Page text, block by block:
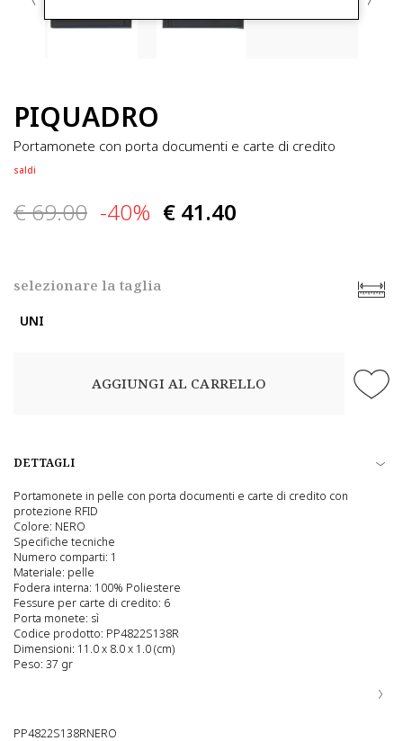
PIQUADRO
portamonete con porta documenti e carte di credito
saldi
€ 69.00 -40% € 41.40
selezionare la taglia
UNI
AGGIUNGI AL CARRELLO
DETTAGLI
Portamonete in pelle con porta documenti e carte di credito con
protezione RFID
Colore: NERO
Specifiche tecniche
Numero comparti: 1
Materiale: pelle
Fodera interna: 100% Poliestere
Fessure per carte di credito: 6
Porta monete: sì
Codice prodotto: PP4822S138R
Dimensioni: 11.0 x 8.0 x 1.0 (cm)
Peso: 37 gr
PP4822S138RNERO